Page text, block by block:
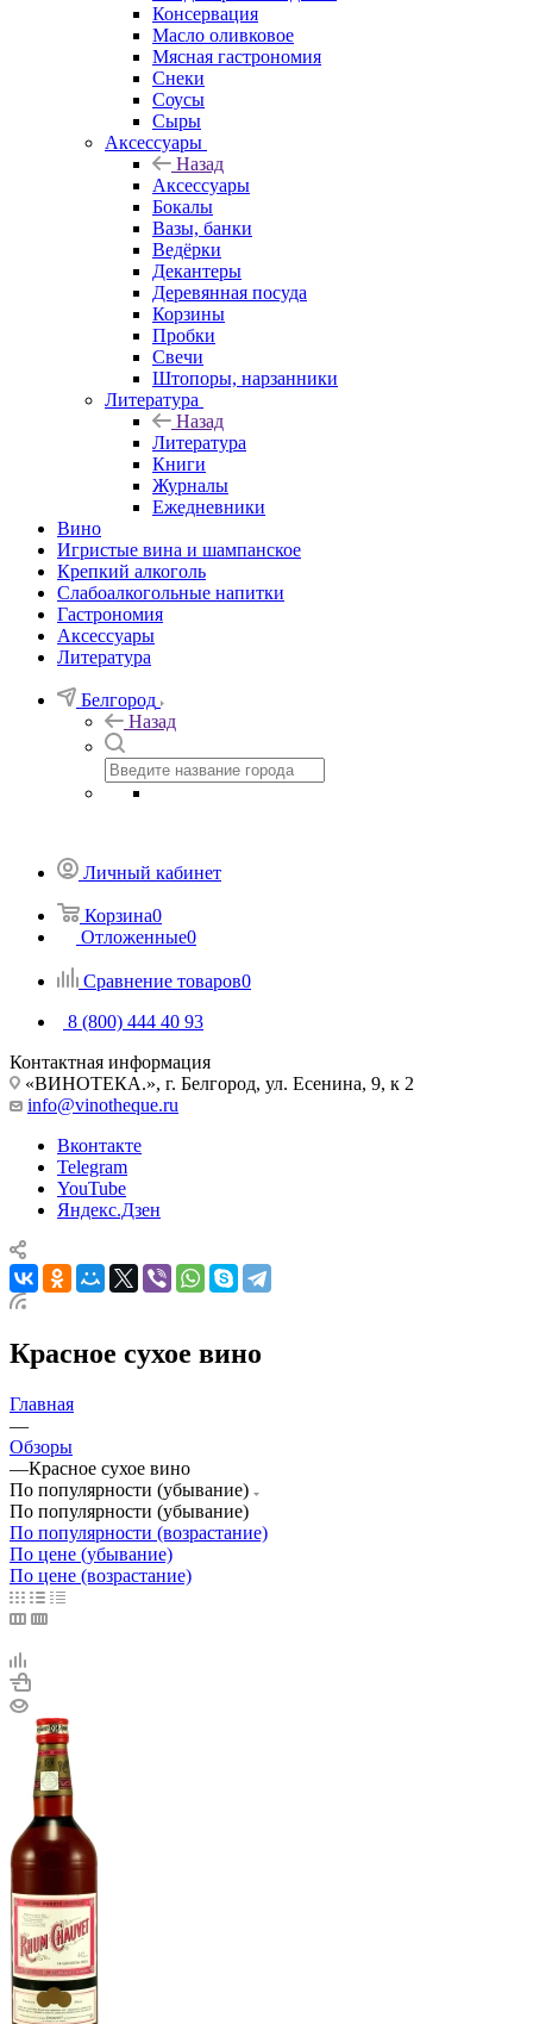
Консервация
Масло оливковое
Мясная гастрономия
Снеки
Соусы
Сыры
Аксессуары
Назад
Аксессуары
Бокалы
Вазы, банки
Ведёрки
Декантеры
Деревянная посуда
Корзины
Пробки
Свечи
Штопоры, нарзанники
Литература
Назад
Литература
Книги
Журналы
Ежедневники
Вино
Игристые вина и шампанское
Крепкий алкоголь
Слабоалкогольные напитки
Гастрономия
Аксессуары
Литература
Белгород
Назад
Личный кабинет
Корзина0
Отложенные0
Сравнение товаров0
8 (800) 444 40 93
Контактная информация
«ВИНОТЕКА.», г. Белгород, ул. Есенина, 9, к 2
info@vinotheque.ru
Вконтакте
Telegram
YouTube
Яндекс.Дзен
Красное сухое вино
Главная
—
Обзоры
—Красное сухое вино
По популярности (убывание)
По популярности (убывание)
По популярности (возрастание)
По цене (убывание)
По цене (возрастание)